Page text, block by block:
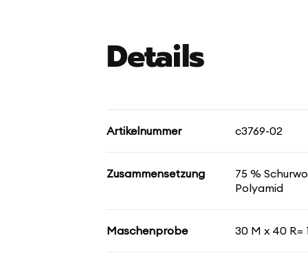
Details
Artikelnummer c3769-02
Zusammensetzung
75 %
Polyamid
Maschenprobe 30 M x 40 R=